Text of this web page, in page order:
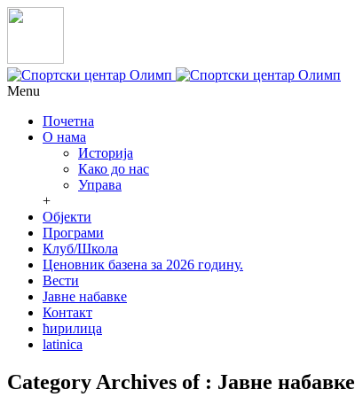
Menu
Почетна
О нама
Историја
Како до нас
Управа
+
Објекти
Програми
Клуб/Школа
Ценовник базена за 2026 годину.
Вести
Јавне набавке
Контакт
ћирилица
latinica
Category Archives of : Јавне набавке